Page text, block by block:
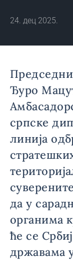
24. дец 2025.
Ђуро
српске
линија
да у
органима
ће се
државама